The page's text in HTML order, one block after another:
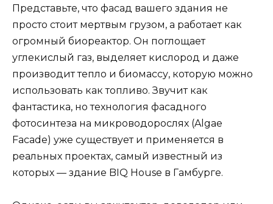
Представьте, что фасад вашего здания не
просто стоит мертвым грузом, а работает как
огромный биореактор. Он поглощает
углекислый газ, выделяет кислород и даже
производит тепло и биомассу, которую можно
использовать как топливо. Звучит как
фантастика, но технология фасадного
фотосинтеза на микроводорослях (Algae
Facade) уже существует и применяется в
реальных проектах, самый известный из
которых — здание BIQ House в Гамбурге.